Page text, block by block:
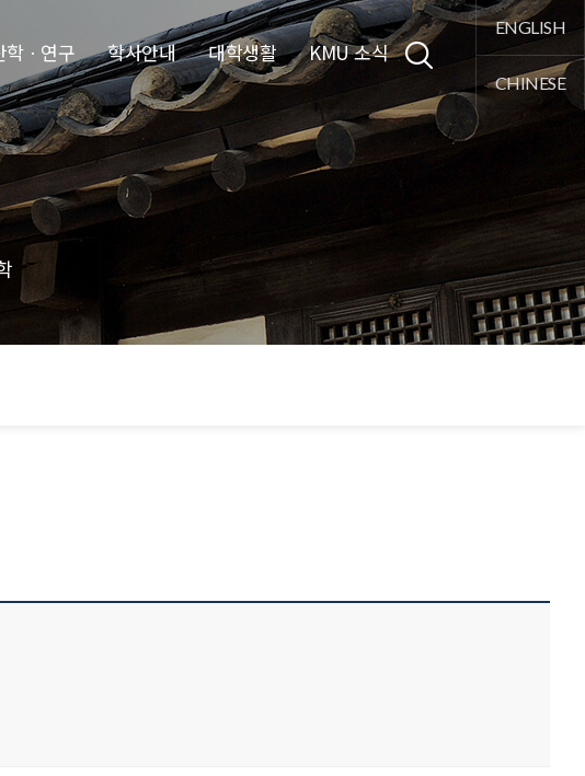
학ㆍ연구 학사안내 대학생활 KMU 소식
통합검색
ENGLISH
CHINESE